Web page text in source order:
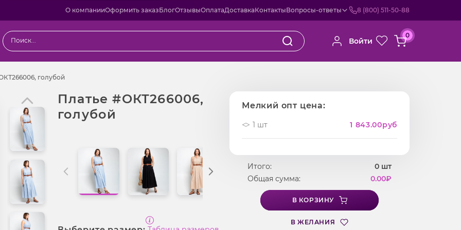
О компанииОформить заказБлогОтзывыОплатаДоставкаКонтактыВопросы-ответы 8 (800) 511-50-88
Войти
0
голубойПлатье #ОКТ266006, голубой
Платье #ОКТ266006,
голубой
Мелкий опт цена:
1 шт 1 843.00руб
Итого: 0 шт
Общая сумма:
0.00₽
В КОРЗИНУ
В ЖЕЛАНИЯ